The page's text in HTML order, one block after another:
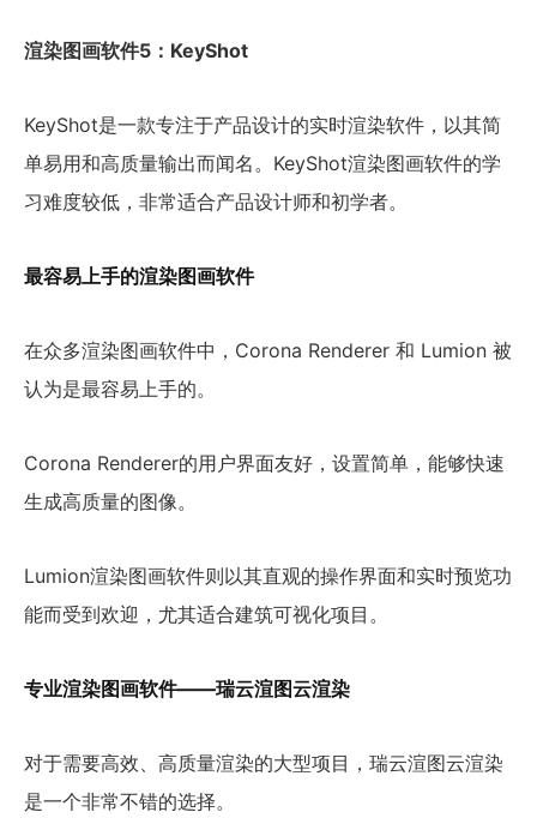
渲染图画软件5：KeyShot
KeyShot是一款专注于产品设计的实时渲染软件，以其简
单易用和高质量输出而闻名。KeyShot渲染图画软件的学
习难度较低，非常适合产品设计师和初学者。
最容易上手的渲染图画软件
在众多渲染图画软件中，Corona Renderer 和 Lumion 被
认为是最容易上手的。
Corona Renderer的用户界面友好，设置简单，能够快速
生成高质量的图像。
Lumion渲染图画软件则以其直观的操作界面和实时预览功
能而受到欢迎，尤其适合建筑可视化项目。
专业渲染图画软件——瑞云渲图云渲染
对于需要高效、高质量渲染的大型项目，瑞云渲图云渲染
是一个非常不错的选择。